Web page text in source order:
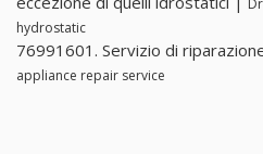
hydrostatic
76991601. Servizio di
appliance repair service